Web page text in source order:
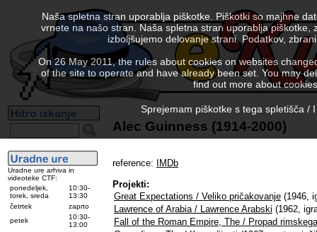
Uradne ure arhiva in
videoteke CTF:
ponedeljek,
torek, sreda
10:30-
13:30
četrtek
zaprto
petek
10:30-
13:00
Alec Guinness (1914-2000)
reference:
IMDb
Projekti:
Great Expectations / Veliko pričakovanje (1946,
Lawrence of Arabia / Lawrence Arabski (1962,
Fall of the Roman Empire, The / Propad
Naša spletna stran uporablja piškotke. Piškotki so majhne
vrnete na našo stran. Naša spletna stran uporablja
izboljšujemo delovanje strani. Podatkov,
On 26 May 2011, the rules about cookies on websites
of the site to operate and have already been set. You may
find out more about
Sprejemam piškotke s tega spletišča /